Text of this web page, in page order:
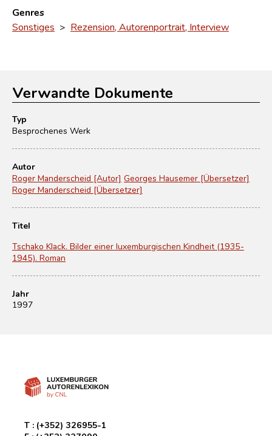
Genres
Sonstiges > Rezension, Autorenportrait, Interview
Verwandte Dokumente
Typ
Besprochenes Werk
Autor
Roger Manderscheid [Autor] Georges Hausemer [Übersetzer]
Roger Manderscheid [Übersetzer]
Titel
Tschako Klack. Bilder einer luxemburgischen Kindheit (1935-
1945). Roman
Jahr
1997
T : (+352) 326955-1